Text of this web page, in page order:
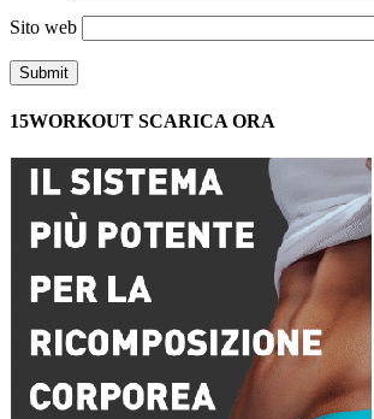
Sito web
15WORKOUT SCARICA ORA